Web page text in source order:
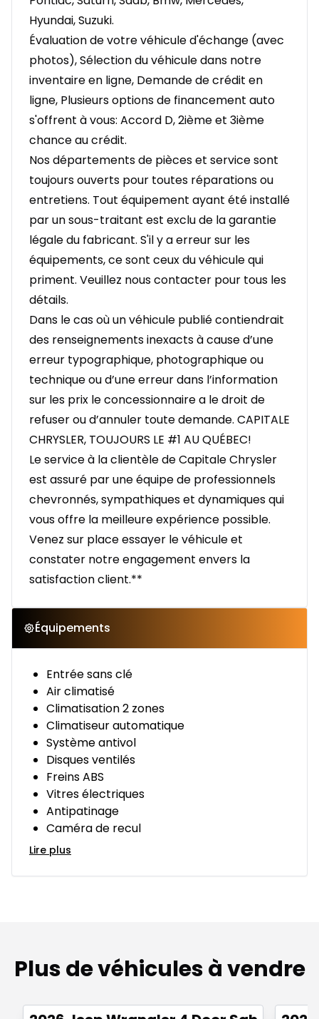
Hyundai, Suzuki.
Évaluation de votre véhicule d'échange (avec
photos), Sélection du véhicule dans notre
inventaire en ligne, Demande de crédit en
ligne, Plusieurs options de financement auto
s'offrent à vous: Accord D, 2ième et 3ième
chance au crédit.
Nos départements de pièces et service sont
toujours ouverts pour toutes réparations ou
entretiens. Tout équipement ayant été installé
par un sous-traitant est exclu de la garantie
légale du fabricant. S'il y a erreur sur les
équipements, ce sont ceux du véhicule qui
priment. Veuillez nous contacter pour tous les
détails.
Dans le cas où un véhicule publié contiendrait
des renseignements inexacts à cause d’une
erreur typographique, photographique ou
technique ou d’une erreur dans l’information
sur les prix le concessionnaire a le droit de
refuser ou d’annuler toute demande. CAPITALE
CHRYSLER, TOUJOURS LE #1 AU QUÉBEC!
Le service à la clientèle de Capitale Chrysler
est assuré par une équipe de professionnels
chevronnés, sympathiques et dynamiques qui
vous offre la meilleure expérience possible.
Venez sur place essayer le véhicule et
constater notre engagement envers la
satisfaction client.**
Équipements
Entrée sans clé
Air climatisé
Climatisation 2 zones
Climatiseur automatique
Système antivol
Disques ventilés
Freins ABS
Vitres électriques
Antipatinage
Caméra de recul
Lire plus
Plus de véhicules à vendre